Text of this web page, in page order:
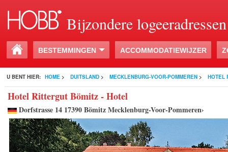
Bijzondere logeeradressen
BESTEMMINGEN ACCOMMODATIEWIJZER
U BENT HIER: HOME > DUITSLAND > MECKLENBURG-VOOR-POMMEREN > HOTEL
Hotel Rittergut Bömitz - Hotel
Dorfstrasse 14 17390 Bömitz Mecklenburg-Voor-Pommeren›